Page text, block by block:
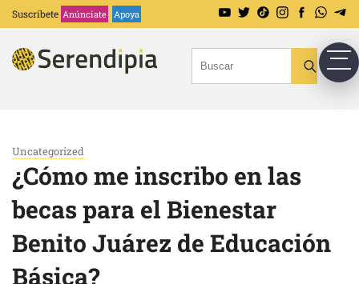
Suscríbete Anúnciate Apoya
Uncategorized
¿Cómo me inscribo en las
becas para el Bienestar
Benito Juárez de Educación
Básica?